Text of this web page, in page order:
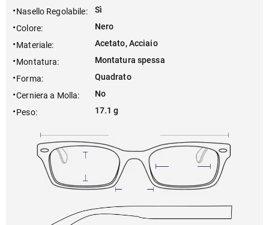
Nasello Regolabile:
Sì
Colore:
Nero
Materiale:
Acetato, Acciaio
Montatura:
Montatura spessa
Forma:
Quadrato
Cerniera a Molla:
No
Peso: 17.1 g